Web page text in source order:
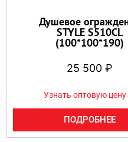
Душевое
STYLE S510CL
(100*100*190)
25 500₽
Узнать оптовую
ПОДРОБНЕЕ